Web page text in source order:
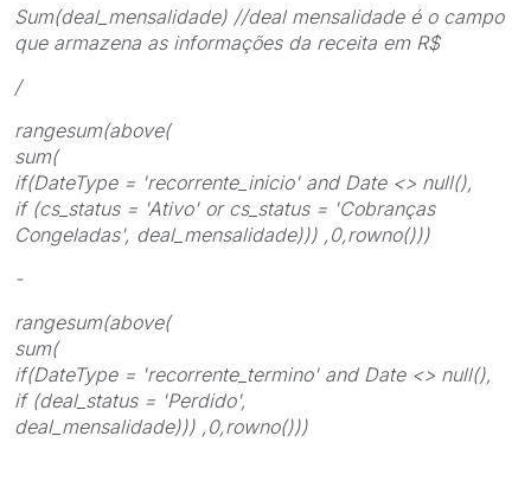
Sum(deal_mensalidade) //deal mensalidade é o campo
que armazena as informações da receita em R$
/
rangesum(above(
sum(
if(DateType = 'recorrente_inicio' and Date <> null(),
if (cs_status = 'Ativo' or cs_status = 'Cobranças
Congeladas', deal_mensalidade))) ,0,rowno()))
-
rangesum(above(
sum(
if(DateType = 'recorrente_termino' and Date <> null(),
if (deal_status = 'Perdido',
deal_mensalidade))) ,0,rowno()))